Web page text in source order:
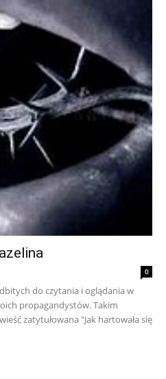
0
do czytania i oglądania w
propagandystów. Takim
zatytułowana "Jak hartowała się